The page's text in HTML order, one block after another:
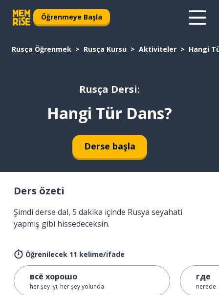
Öğrenmeye Başla
Rusça Öğrenmek Rusça Kursu Aktiviteler Hangi
Rusça Dersi:
Hangi Tür Dans?
Derse başla
Ders özeti
Şimdi derse dal, 5 dakika içinde Rusya seyahati
yapmış gibi hissedeceksin.
Öğrenilecek 11 kelime/ifade
всё хорошо
her şey iyi; her şey yolunda
где
nerede